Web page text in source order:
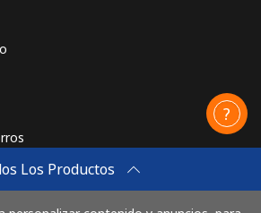
Los Productos